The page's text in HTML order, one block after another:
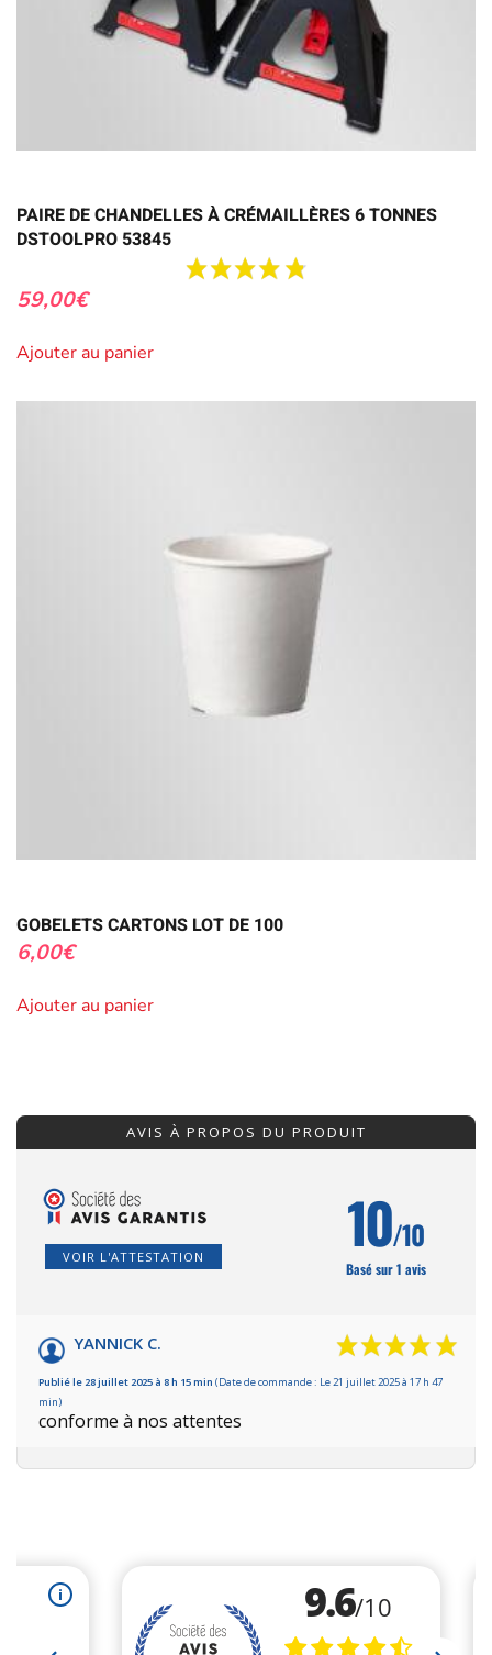
PAIRE DE CHANDELLES À CRÉMAILLÈRES 6 TONNES
DSTOOLPRO 53845
59,00€
Ajouter au panier
GOBELETS CARTONS LOT DE 100
6,00€
Ajouter au panier
AVIS À PROPOS DU PRODUIT
VOIR L'ATTESTATION 10/10
Basé sur 1 avis
YANNICK C.
Publié le 28 juillet 2025 à 8 h 15 min (Date de commande : Le 21 juillet 2025 à 17 h 47
min)
conforme à nos attentes